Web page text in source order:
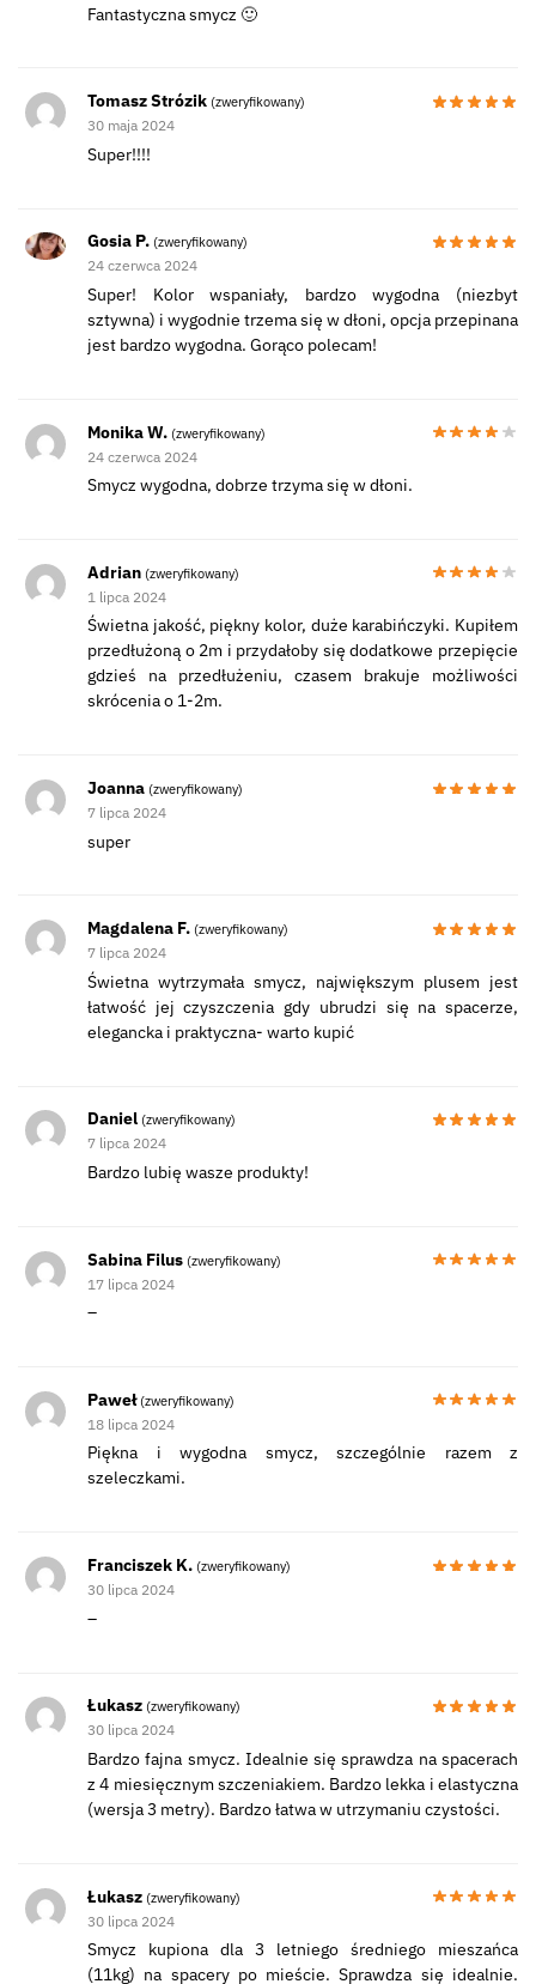
Fantastyczna smycz 🙂
Tomasz Strózik (zweryfikowany)
30 maja 2024
Super!!!!
Gosia P. (zweryfikowany)
24 czerwca 2024
Super! Kolor wspaniały, bardzo wygodna (niezbyt
sztywna) i wygodnie trzema się w dłoni, opcja przepinana
jest bardzo wygodna. Gorąco polecam!
Monika W. (zweryfikowany)
24 czerwca 2024
Smycz wygodna, dobrze trzyma się w dłoni.
Adrian (zweryfikowany)
1 lipca 2024
Świetna jakość, piękny kolor, duże karabińczyki. Kupiłem
przedłużoną o 2m i przydałoby się dodatkowe przepięcie
gdzieś na przedłużeniu, czasem brakuje możliwości
skrócenia o 1-2m.
Joanna (zweryfikowany)
7 lipca 2024
super
Magdalena F. (zweryfikowany)
7 lipca 2024
Świetna wytrzymała smycz, największym plusem jest
łatwość jej czyszczenia gdy ubrudzi się na spacerze,
elegancka i praktyczna- warto kupić
Daniel (zweryfikowany)
7 lipca 2024
Bardzo lubię wasze produkty!
Sabina Filus (zweryfikowany)
17 lipca 2024
–
Paweł (zweryfikowany)
18 lipca 2024
Piękna i wygodna smycz, szczególnie razem z
szeleczkami.
Franciszek K. (zweryfikowany)
30 lipca 2024
–
Łukasz (zweryfikowany)
30 lipca 2024
Bardzo fajna smycz. Idealnie się sprawdza na spacerach
z 4 miesięcznym szczeniakiem. Bardzo lekka i elastyczna
(wersja 3 metry). Bardzo łatwa w utrzymaniu czystości.
Łukasz (zweryfikowany)
30 lipca 2024
Smycz kupiona dla 3 letniego średniego mieszańca
(11kg) na spacery po mieście. Sprawdza się idealnie.